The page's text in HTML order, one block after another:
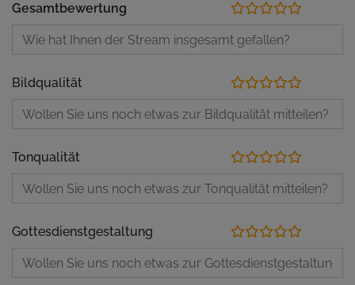
Gesamtbewertung
Bildqualität
Tonqualität
Gottesdienstgestaltung